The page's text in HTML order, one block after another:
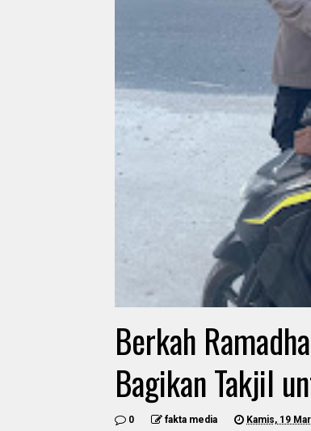
Berkah
Bagikan Takjil
0 fakta media Kamis, 19